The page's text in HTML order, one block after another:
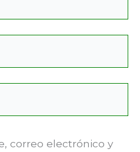
correo electrónico y